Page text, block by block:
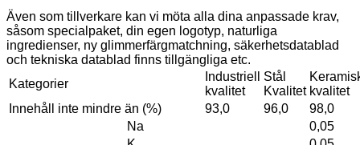
Även som tillverkare kan vi möta alla dina anpassade krav,
såsom specialpaket, din egen logotyp, naturliga
ingredienser, ny glimmerfärgmatchning, säkerhetsdatablad
och tekniska datablad finns tillgängliga etc.
Kategorier
Industriell
kvalitet
Stål
Kvalitet kvalitet
Innehåll inte mindre än (%)
93,0 96,0 98,0
Na
0,05